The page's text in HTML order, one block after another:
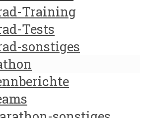
Training
Tests
sonstiges